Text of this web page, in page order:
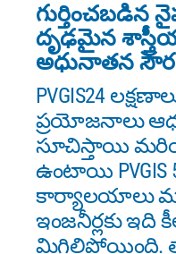
గుర్తించబడిన
దృఢమైన
అధునాతన
PVGIS24
ప్రయోజనాలు
సూచిస్తాయి
ఉంటాయి PVGIS
కార్యాలయాలు
ఇంజనీర్లకు ఇది
మిగిలిపోయింది.